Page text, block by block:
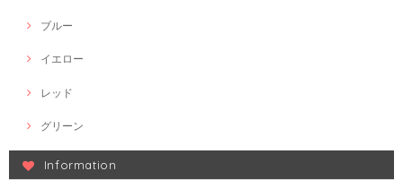
ブルー
イエロー
レッド
グリーン
Information